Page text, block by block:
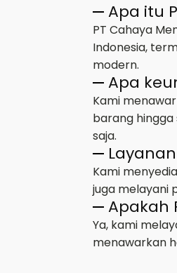
Apa itu
PT Cahaya
Indonesia,
modern.
Apa
Kami
barang hingga
saja.
Kami
juga melayani
Apakah
Ya, kami
menawarkan